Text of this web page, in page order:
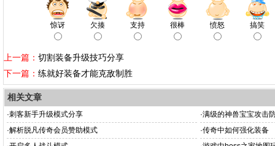
惊讶 欠揍 支持 很棒 愤怒 搞笑
上一篇： 切割装备升级技巧分享
下一篇： 练就好装备才能克敌制胜
相关文章
·刺客新手升级模式分享 ·满级的神兽宝宝攻击
·解析脱凡传奇会员赞助模式 ·传奇中如何强化装备